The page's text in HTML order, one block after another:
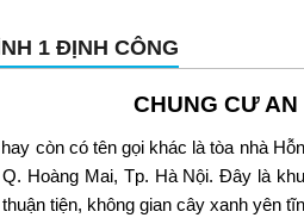
1 ĐỊNH CÔNG
CHUNG CƯ
hay còn có tên gọi khác là tòa nhà
Hoàng Mai, Tp. Hà Nội. Đây là
tiện, không gian cây xanh yên